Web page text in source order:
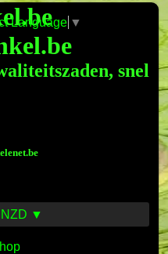
snel
@telenet.be
NZD ▼
Language ▼